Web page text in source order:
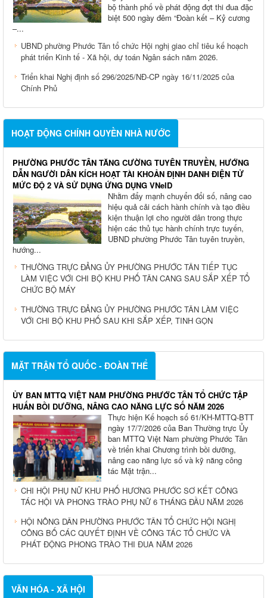
bộ thành phố về phát động đợt thi đua đặc
biệt 500 ngày đêm “Đoàn kết – Kỷ cương
–...
UBND phường Phước Tân tổ chức Hội nghị giao chỉ tiêu kế hoạch
phát triển Kinh tế - Xã hội, dự toán Ngân sách năm 2026.
Triển khai Nghị định số 296/2025/NĐ-CP ngày 16/11/2025 của
Chính Phủ
HOẠT ĐỘNG CHÍNH QUYỀN NHÀ NƯỚC
PHƯỜNG PHƯỚC TÂN TĂNG CƯỜNG TUYÊN TRUYỀN, HƯỚNG
DẪN NGƯỜI DÂN KÍCH HOẠT TÀI KHOẢN ĐỊNH DANH ĐIỆN TỬ
MỨC ĐỘ 2 VÀ SỬ DỤNG ỨNG DỤNG VNeID
Nhằm đẩy mạnh chuyển đổi số, nâng cao
hiệu quả cải cách hành chính và tạo điều
kiện thuận lợi cho người dân trong thực
hiện các thủ tục hành chính trực tuyến,
UBND phường Phước Tân tuyên truyền,
hướng...
THƯỜNG TRỰC ĐẢNG ỦY PHƯỜNG PHƯỚC TÂN TIẾP TỤC
LÀM VIỆC VỚI CHI BỘ KHU PHỐ TÂN CANG SAU SẮP XẾP TỔ
CHỨC BỘ MÁY
THƯỜNG TRỰC ĐẢNG ỦY PHƯỜNG PHƯỚC TÂN LÀM VIỆC
VỚI CHI BỘ KHU PHỐ SAU KHI SẮP XẾP, TINH GỌN
MẶT TRẬN TỔ QUỐC - ĐOÀN THỂ
ỦY BAN MTTQ VIỆT NAM PHƯỜNG PHƯỚC TÂN TỔ CHỨC TẬP
HUẤN BỒI DƯỠNG, NÂNG CAO NĂNG LỰC SỐ NĂM 2026
Thực hiện Kế hoạch số 61/KH-MTTQ-BTT
ngày 17/7/2026 của Ban Thường trực Ủy
ban MTTQ Việt Nam phường Phước Tân
về triển khai Chương trình bồi dưỡng,
nâng cao năng lực số và kỹ năng công
tác Mặt trận...
CHI HỘI PHỤ NỮ KHU PHỐ HƯƠNG PHƯỚC SƠ KẾT CÔNG
TÁC HỘI VÀ PHONG TRÀO PHỤ NỮ 6 THÁNG ĐẦU NĂM 2026
HỘI NÔNG DÂN PHƯỜNG PHƯỚC TÂN TỔ CHỨC HỘI NGHỊ
CÔNG BỐ CÁC QUYẾT ĐỊNH VỀ CÔNG TÁC TỔ CHỨC VÀ
PHÁT ĐỘNG PHONG TRÀO THI ĐUA NĂM 2026
VĂN HÓA - XÃ HỘI